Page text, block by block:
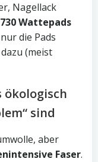
Nagellack
Wattepads
die Pads
(meist
ökologisch
sind
aber
Faser.